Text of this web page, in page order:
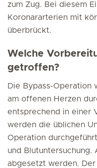
zum Zug. Bei diesem
Koronararterien mit
überbrückt.
Welche
getroffen?
Die Bypass-Operation
am offenen Herzen
entsprechend in einer
werden die üblichen
Operation
und Blutuntersuchung.
abgesetzt werden.